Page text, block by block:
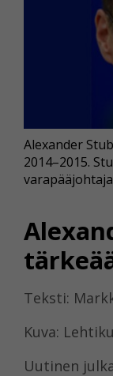
Teksti:
Kuva:
Uutinen
Alexander
2014–2015.